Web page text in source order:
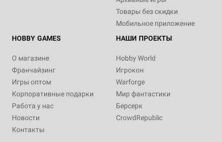
Товары без скидки
Мобильное приложение
HOBBY GAMES
О магазине
Франчайзинг
Игры оптом
Корпоративные подарки
Работа у нас
Новости
Контакты
НАШИ ПРОЕКТЫ
Hobby World
Игрокон
Warforge
Мир фантастики
Берсерк
CrowdRepublic